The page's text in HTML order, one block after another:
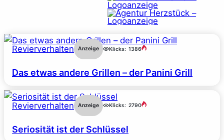
Revierverhalten Anzeige Klicks: 1386
Das etwas andere Grillen – der Panini Grill
Revierverhalten Anzeige Klicks: 2790
Seriosität ist der Schlüssel